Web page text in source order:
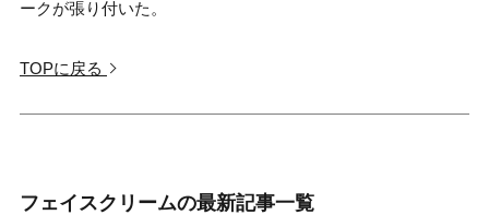
ークが張り付いた。
TOPに戻る
フェイスクリームの最新記事一覧